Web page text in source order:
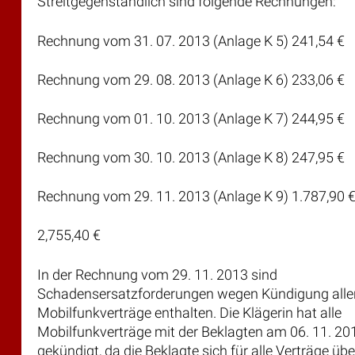
Rechnung vom 31. 07. 2013 (Anlage K 5) 241,54 €
Rechnung vom 29. 08. 2013 (Anlage K 6) 233,06 €
Rechnung vom 01. 10. 2013 (Anlage K 7) 244,95 €
Rechnung vom 30. 10. 2013 (Anlage K 8) 247,95 €
Rechnung vom 29. 11. 2013 (Anlage K 9) 1.787,90
2,755,40 €
In der Rechnung vom 29. 11. 2013 sind
Schadensersatzforderungen wegen Kündigung
Mobilfunkverträge enthalten. Die Klägerin hat alle
Mobilfunkverträge mit der Beklagten am 06. 11.
gekündigt, da die Beklagte sich für alle Verträge